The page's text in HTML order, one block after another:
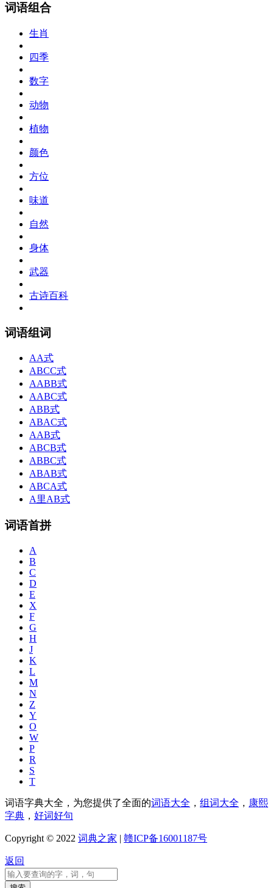
词语组合
生肖
四季
数字
动物
植物
颜色
方位
味道
自然
身体
武器
古诗百科
词语组词
AA式
ABCC式
AABB式
AABC式
ABB式
ABAC式
AAB式
ABCB式
ABBC式
ABAB式
ABCA式
A里AB式
词语首拼
A
B
C
D
E
X
F
G
H
J
K
L
M
N
Z
Y
O
W
P
R
S
T
词语字典大全，为您提供了全面的词语大全 ， 组词大全 ， 康熙
字典 ， 好词好句
Copyright © 2022 词典之家 | 赣ICP备16001187号
返回